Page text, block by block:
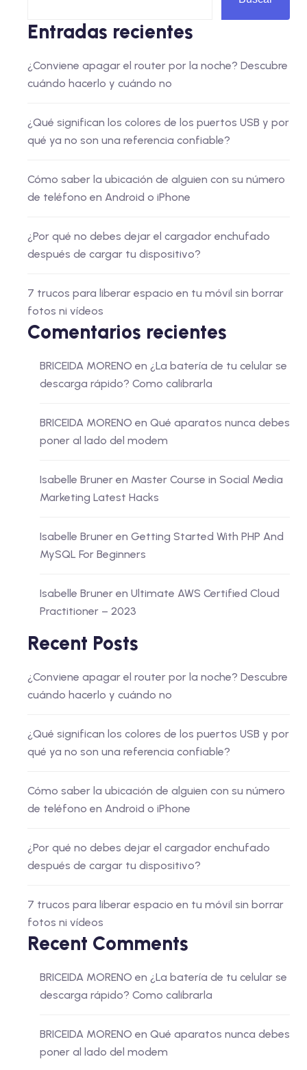
Entradas recientes
¿Conviene apagar el router por la noche? Descubre
cuándo hacerlo y cuándo no
¿Qué significan los colores de los puertos USB y por
qué ya no son una referencia confiable?
Cómo saber la ubicación de alguien con su número
de teléfono en Android o iPhone
¿Por qué no debes dejar el cargador enchufado
después de cargar tu dispositivo?
7 trucos para liberar espacio en tu móvil sin borrar
fotos ni vídeos
Comentarios recientes
BRICEIDA MORENO en ¿La batería de tu celular se
descarga rápido? Como calibrarla
BRICEIDA MORENO en Qué aparatos nunca debes
poner al lado del modem
Isabelle Bruner en Master Course in Social Media
Marketing Latest Hacks
Isabelle Bruner en Getting Started With PHP And
MySQL For Beginners
Isabelle Bruner en Ultimate AWS Certified Cloud
Practitioner – 2023
Recent Posts
¿Conviene apagar el router por la noche? Descubre
cuándo hacerlo y cuándo no
¿Qué significan los colores de los puertos USB y por
qué ya no son una referencia confiable?
Cómo saber la ubicación de alguien con su número
de teléfono en Android o iPhone
¿Por qué no debes dejar el cargador enchufado
después de cargar tu dispositivo?
7 trucos para liberar espacio en tu móvil sin borrar
fotos ni vídeos
Recent Comments
BRICEIDA MORENO en ¿La batería de tu celular se
descarga rápido? Como calibrarla
BRICEIDA MORENO en Qué aparatos nunca debes
poner al lado del modem